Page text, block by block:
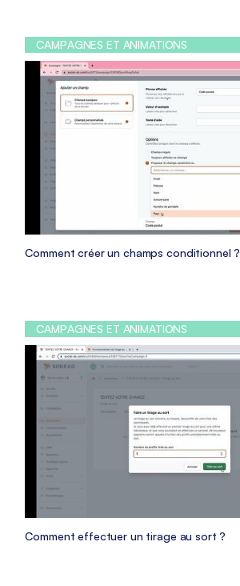
CAMPAGNES ET ANIMATIONS
Comment créer un champs conditionnel ?
CAMPAGNES ET ANIMATIONS
Comment effectuer un tirage au sort ?